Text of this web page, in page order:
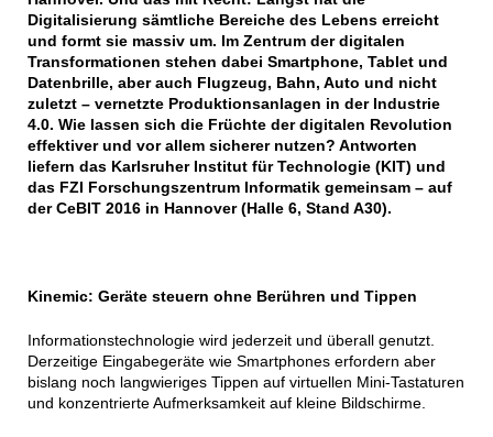
Digitalisierung sämtliche Bereiche des Lebens erreicht
und formt sie massiv um. Im Zentrum der digitalen
Transformationen stehen dabei Smartphone, Tablet und
Datenbrille, aber auch Flugzeug, Bahn, Auto und nicht
zuletzt – vernetzte Produktionsanlagen in der Industrie
4.0. Wie lassen sich die Früchte der digitalen Revolution
effektiver und vor allem sicherer nutzen? Antworten
liefern das Karlsruher Institut für Technologie (KIT) und
das FZI Forschungszentrum Informatik gemeinsam – auf
der CeBIT 2016 in Hannover (Halle 6, Stand A30).
Kinemic: Geräte steuern ohne Berühren und Tippen
Informationstechnologie wird jederzeit und überall genutzt.
Derzeitige Eingabegeräte wie Smartphones erfordern aber
bislang noch langwieriges Tippen auf virtuellen Mini-Tastaturen
und konzentrierte Aufmerksamkeit auf kleine Bildschirme.